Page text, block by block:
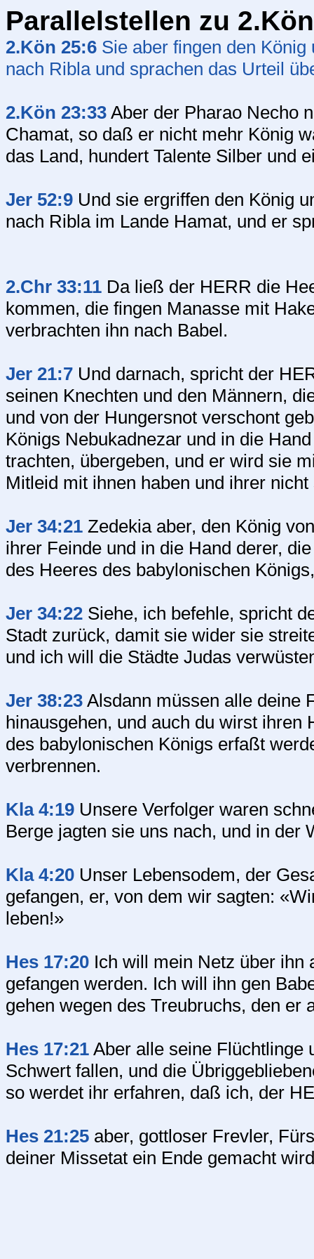
Parallelstellen zu
2.Kön 25:6 Sie aber fingen den
nach Ribla und sprachen das Urteil
2.Kön 23:33 Aber der Pharao Necho
Chamat, so daß er nicht mehr König
das Land, hundert Talente Silber und
Jer 52:9 Und sie ergriffen den König
nach Ribla im Lande Hamat, und er
2.Chr 33:11 Da ließ der HERR die
kommen, die fingen Manasse mit
verbrachten ihn nach Babel.
Jer 21:7 Und darnach, spricht der
seinen Knechten und den Männern,
und von der Hungersnot verschont
Königs Nebukadnezar und in die
trachten, übergeben, und er wird sie
Mitleid mit ihnen haben und ihrer
Jer 34:21 Zedekia aber, den König
ihrer Feinde und in die Hand derer,
des Heeres des babylonischen
Jer 34:22 Siehe, ich befehle, spricht
Stadt zurück, damit sie wider sie
und ich will die Städte Judas
Jer 38:23 Alsdann müssen alle deine
hinausgehen, und auch du wirst ihren
des babylonischen Königs erfaßt
verbrennen.
Kla 4:19 Unsere Verfolger waren
Berge jagten sie uns nach, und in der
Kla 4:20 Unser Lebensodem, der
gefangen, er, von dem wir sagten:
leben!»
Hes 17:20 Ich will mein Netz über ihn
gefangen werden. Ich will ihn gen
gehen wegen des Treubruchs, den er
Hes 17:21 Aber alle seine Flüchtlinge
Schwert fallen, und die
so werdet ihr erfahren, daß ich, der
Hes 21:25 aber, gottloser Frevler,
deiner Missetat ein Ende gemacht